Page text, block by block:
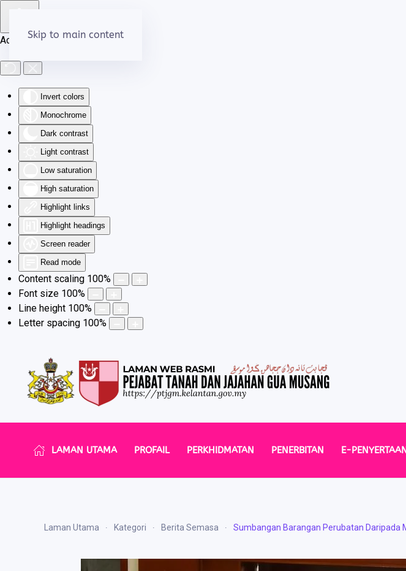
Accessibility Tools
Invert colors
Monochrome
Dark contrast
Light contrast
Low saturation
High saturation
Highlight links
Highlight headings
Screen reader
Read mode
Content scaling 100%
Font size 100%
Line height 100%
Letter spacing 100%
Skip to main content
LAMAN UTAMA PROFAIL PERKHIDMATAN PENERBITAN E-PENYERTAAN
Laman Utama Kategori Berita Semasa Sumbangan Barangan Perubatan Daripada